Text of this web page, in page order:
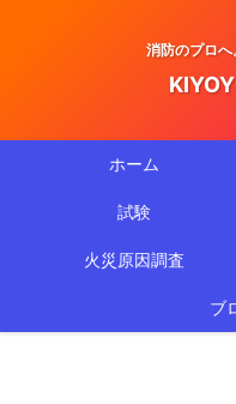
消防のプロ
ホーム
試験
火災原因調査
ブ